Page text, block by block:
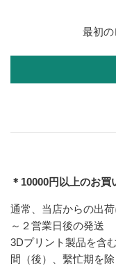
最初の
＊10000円以上のお買
通常、当店からの出
～２営業日後の発送
3Dプリント製品を含
間（後）、繫忙期を除